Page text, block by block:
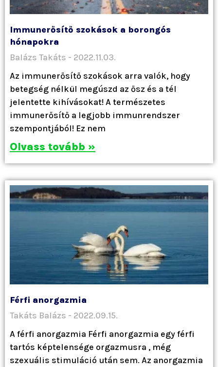
Immunerősítő szokások a borongós
hónapokra
Balázs Takáts
2022.11.03.
Az immunerősítő szokások arra valók, hogy
betegség nélkül megúszd az ősz és a tél
jelentette kihívásokat! A természetes
immunerősítő a legjobb immunrendszer
szempontjából! Ez nem
Olvass tovább »
Férfi anorgazmia
Takáts Balázs
2022.09.15.
A férfi anorgazmia Férfi anorgazmia egy férfi
tartós képtelensége orgazmusra , még
szexuális stimuláció után sem. Az anorgazmia